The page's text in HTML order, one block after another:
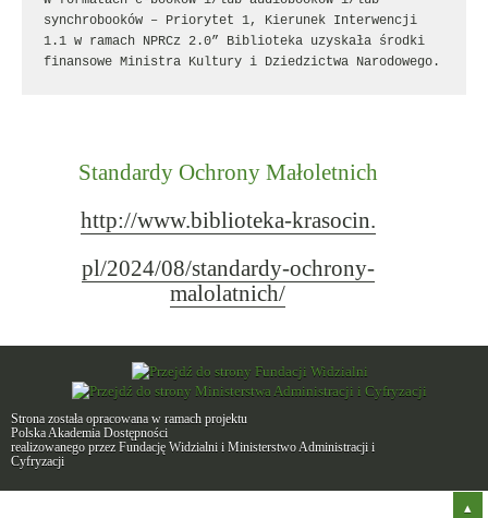
synchrobooków – Priorytet 1, Kierunek Interwencji
1.1 w ramach NPRCz 2.0” Biblioteka uzyskała środki
finansowe Ministra Kultury i Dziedzictwa Narodowego.
Standardy Ochrony Małoletnich
http://www.biblioteka-krasocin.
pl/2024/08/standardy-ochrony-
malolatnich/
Strona została opracowana w ramach projektu
Polska Akademia Dostępności
realizowanego przez Fundację Widzialni i Ministerstwo Administracji i
Cyfryzacji
Do